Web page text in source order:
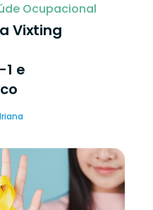
Ocupacional
Vixting
e